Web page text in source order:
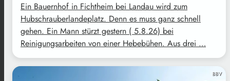
Ein Bauernhof in Fichtheim bei Landau wird zum
Hubschrauberlandeplatz. Denn es muss ganz schnell
gehen. Ein Mann stürzt gestern ( 5.8.26) bei
Reinigungsarbeiten von einer Hebebühen. Aus drei …
BBV